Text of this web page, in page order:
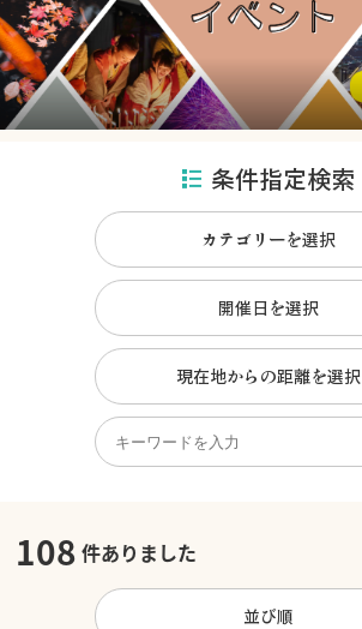
条件指定検索
カテゴリーを選択
開催日を選択
現在地からの距離を選択
108 件ありました
並び順